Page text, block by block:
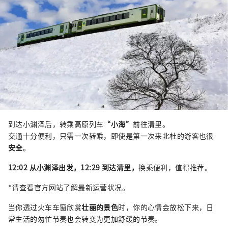
到达小渊泽后，转乘高原列车 “小海”前往清里。
交通十分便利，只需一次转乘，即使是第一次来北杜的游客也很
安全。
12:02 从小渊泽出发，12:29 到达清里，换乘便利，值得推荐。
*请查看官方网站了解最新运营状况。
当你透过火车车窗欣赏壮丽的景色时，你的心情会放松下来，日
常生活的匆忙节奏也会转变为更加舒缓的节奏。